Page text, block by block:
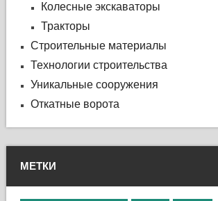
Колесные экскаваторы
Тракторы
Строительные материалы
Технологии строительства
Уникальные сооружения
Откатные ворота
МЕТКИ